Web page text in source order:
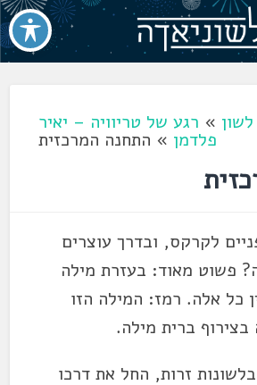
» רגע של טריוויה – יאיר
פלדמן » התחנה המרכזית
לקרקס, ובדרך עוצרים
פשוט מאוד: בעזרת מילה
כל אלה. רמז: המילה הזו
בצירוף ברית מילה.
, circus בלשונות זרות, החל את דרכו